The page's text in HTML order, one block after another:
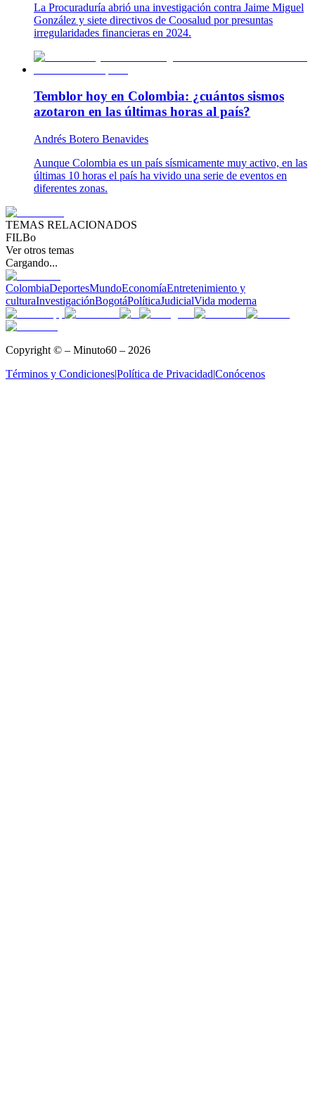
La Procuraduría abrió una investigación contra Jaime Miguel
González y siete directivos de Coosalud por presuntas
irregularidades financieras en 2024.
Temblor hoy en Colombia: ¿cuántos sismos
azotaron en las últimas horas al país?
Andrés Botero Benavides
Aunque Colombia es un país sísmicamente muy activo, en las
últimas 10 horas el país ha vivido una serie de eventos en
diferentes zonas.
TEMAS RELACIONADOS
FILBo
Ver otros temas
Cargando...
ColombiaDeportesMundoEconomíaEntretenimiento y
culturaInvestigaciónBogotáPolíticaJudicialVida moderna
Copyright © – Minuto60 – 2026
Términos y Condiciones|Política de Privacidad|Conócenos